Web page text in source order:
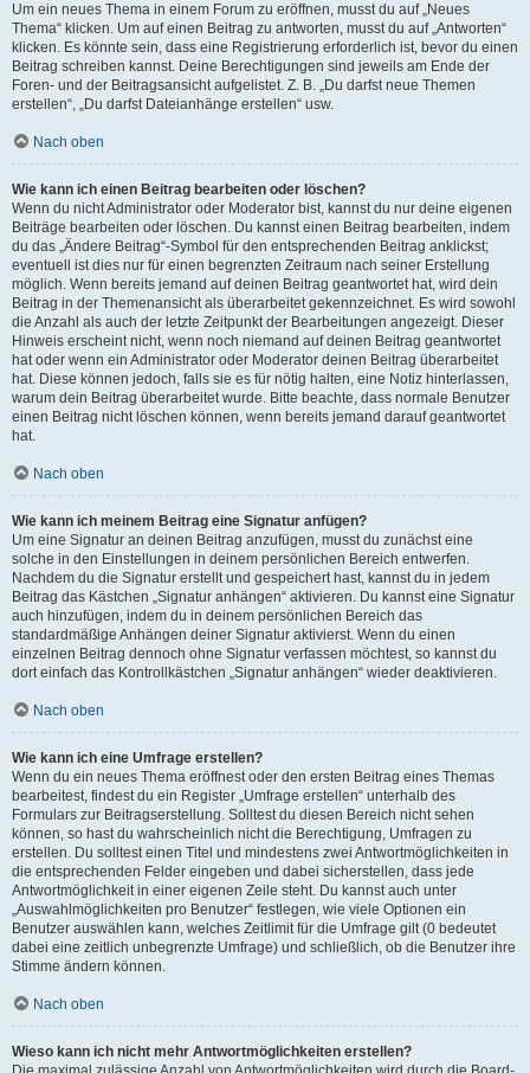
Um ein neues Thema in einem Forum zu eröffnen, musst du auf „Neues
Thema“ klicken. Um auf einen Beitrag zu antworten, musst du auf „Antworten“
klicken. Es könnte sein, dass eine Registrierung erforderlich ist, bevor du einen
Beitrag schreiben kannst. Deine Berechtigungen sind jeweils am Ende der
Foren- und der Beitragsansicht aufgelistet. Z. B. „Du darfst neue Themen
erstellen“, „Du darfst Dateianhänge erstellen“ usw.
Nach oben
Wie kann ich einen Beitrag bearbeiten oder löschen?
Wenn du nicht Administrator oder Moderator bist, kannst du nur deine eigenen
Beiträge bearbeiten oder löschen. Du kannst einen Beitrag bearbeiten, indem
du das „Ändere Beitrag“-Symbol für den entsprechenden Beitrag anklickst;
eventuell ist dies nur für einen begrenzten Zeitraum nach seiner Erstellung
möglich. Wenn bereits jemand auf deinen Beitrag geantwortet hat, wird dein
Beitrag in der Themenansicht als überarbeitet gekennzeichnet. Es wird sowohl
die Anzahl als auch der letzte Zeitpunkt der Bearbeitungen angezeigt. Dieser
Hinweis erscheint nicht, wenn noch niemand auf deinen Beitrag geantwortet
hat oder wenn ein Administrator oder Moderator deinen Beitrag überarbeitet
hat. Diese können jedoch, falls sie es für nötig halten, eine Notiz hinterlassen,
warum dein Beitrag überarbeitet wurde. Bitte beachte, dass normale Benutzer
einen Beitrag nicht löschen können, wenn bereits jemand darauf geantwortet
hat.
Nach oben
Wie kann ich meinem Beitrag eine Signatur anfügen?
Um eine Signatur an deinen Beitrag anzufügen, musst du zunächst eine
solche in den Einstellungen in deinem persönlichen Bereich entwerfen.
Nachdem du die Signatur erstellt und gespeichert hast, kannst du in jedem
Beitrag das Kästchen „Signatur anhängen“ aktivieren. Du kannst eine Signatur
auch hinzufügen, indem du in deinem persönlichen Bereich das
standardmäßige Anhängen deiner Signatur aktivierst. Wenn du einen
einzelnen Beitrag dennoch ohne Signatur verfassen möchtest, so kannst du
dort einfach das Kontrollkästchen „Signatur anhängen“ wieder deaktivieren.
Nach oben
Wie kann ich eine Umfrage erstellen?
Wenn du ein neues Thema eröffnest oder den ersten Beitrag eines Themas
bearbeitest, findest du ein Register „Umfrage erstellen“ unterhalb des
Formulars zur Beitragserstellung. Solltest du diesen Bereich nicht sehen
können, so hast du wahrscheinlich nicht die Berechtigung, Umfragen zu
erstellen. Du solltest einen Titel und mindestens zwei Antwortmöglichkeiten in
die entsprechenden Felder eingeben und dabei sicherstellen, dass jede
Antwortmöglichkeit in einer eigenen Zeile steht. Du kannst auch unter
„Auswahlmöglichkeiten pro Benutzer“ festlegen, wie viele Optionen ein
Benutzer auswählen kann, welches Zeitlimit für die Umfrage gilt (0 bedeutet
dabei eine zeitlich unbegrenzte Umfrage) und schließlich, ob die Benutzer ihre
Stimme ändern können.
Nach oben
Wieso kann ich nicht mehr Antwortmöglichkeiten erstellen?